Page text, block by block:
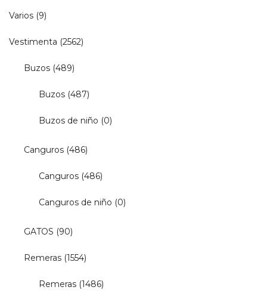
Varios (9)
Vestimenta (2562)
Buzos (489)
Buzos (487)
Buzos de niño (0)
Canguros (486)
Canguros (486)
Canguros de niño (0)
GATOS (90)
Remeras (1554)
Remeras (1486)